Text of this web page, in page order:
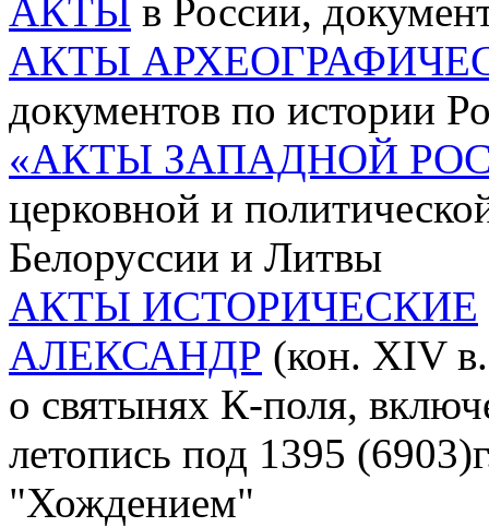
АКТЫ в России,
АКТЫ
документов по истории
«АКТЫ ЗАПАДНОЙ
церковной и
Белоруссии и Литвы
АКТЫ ИСТОРИЧЕСКИЕ
АЛЕКСАНДР (кон. XIV
о святынях К-поля,
летопись под 1395
"Хождением"